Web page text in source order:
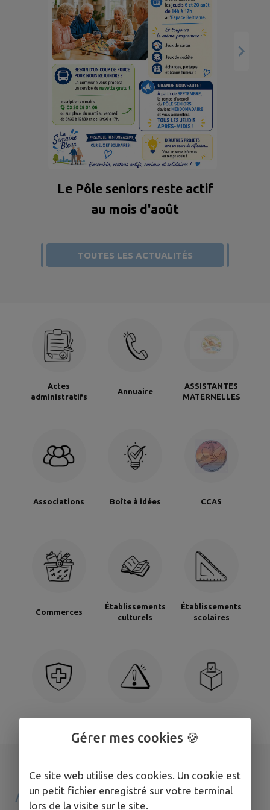
Retrouvez les principales
mesures applicables dès ce
25 juillet 2026. Plus
d’informations sur
vigieau.gouv.fr
Le Pôle seniors reste actif
au mois d'août
TOUTES LES ACTUALITÉS
Actes
administratifs
Annuaire
ASSISTANTES
MATERNELLES
Associations Boîte à idées CCAS
Commerces
Établissements
culturels
Établissements
scolaires
AGENDA DEMON
Gérer mes cookies 🍪
Ce site web utilise des cookies. Un cookie est
un petit fichier enregistré sur votre terminal
lors de la visite sur le site.